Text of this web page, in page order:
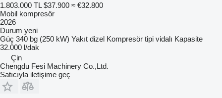
1.803.000 TL $37.900 ≈ €32.800
Mobil kompresör
2026
Durum yeni
Güç 340 bg (250 kW) Yakıt dizel Kompresör tipi vidalı Kapasite
32.000 l/dak
Çin
Chengdu Fesi Machinery Co.,Ltd.
Satıcıyla iletişime geç